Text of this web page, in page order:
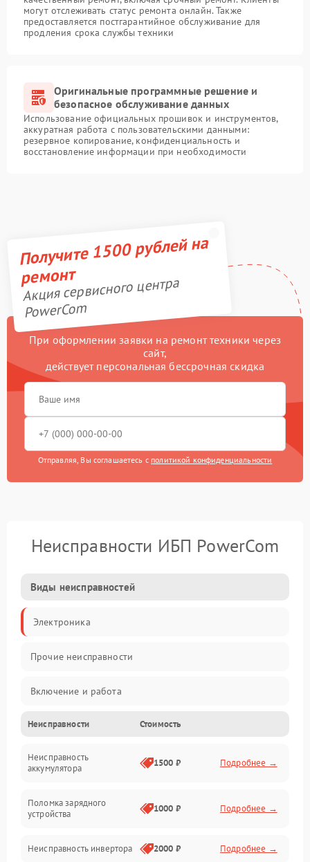
могут отслеживать статус ремонта онлайн. Также
предоставляется постгарантийное обслуживание для
продления срока службы техники
Оригинальные программные решение и
безопасное обслуживание данных
Использование официальных прошивок и инструментов,
аккуратная работа с пользовательскими данными:
резервное копирование, конфиденциальность и
восстановление информации при необходимости
Получите 1500 рублей на
ремонт
Акция сервисного центра
PowerCom
При оформлении заявки на ремонт техники через
сайт,
действует персональная бессрочная скидка
Отправляя, Вы соглашаетесь с политикой конфиденциальности
Неисправности ИБП PowerCom
Виды неисправностей
Электроника
Прочие неисправности
Включение и работа
Работа с нагрузкой
Звук и индикация
Неисправности Стоимость
Неисправность
аккумулятора
1500 ₽ Подробнее →
Поломка зарядного
устройства
1000 ₽ Подробнее →
Неисправность инвертора 2000 ₽ Подробнее →